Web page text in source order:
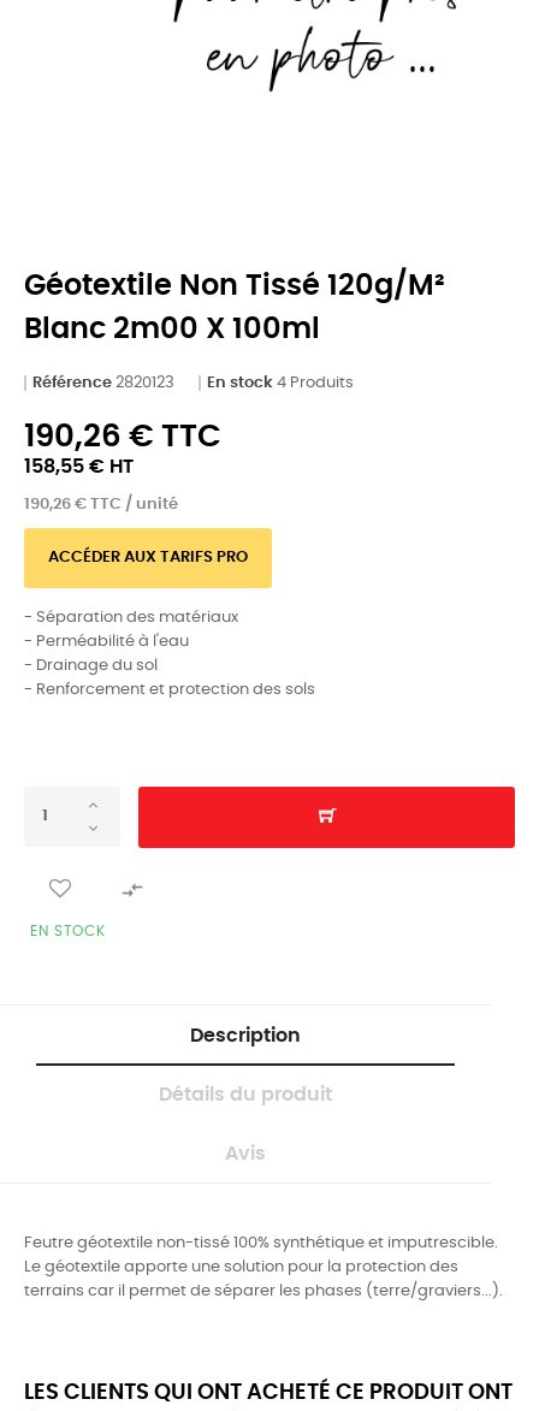
Géotextile Non Tissé 120g/m²
Blanc 2m00 X 100ml
Référence 2820123 En stock 4 Produits
190,26 € TTC
158,55 € HT
190,26 € TTC / unité
ACCÉDER AUX TARIFS PRO
- Séparation des matériaux
- Perméabilité à l'eau
- Drainage du sol
- Renforcement et protection des sols

EN STOCK
Description
Détails du produit
Avis
Feutre géotextile non-tissé 100% synthétique et imputrescible.
Le géotextile apporte une solution pour la protection des
terrains car il permet de séparer les phases (terre/graviers...).
LES CLIENTS QUI ONT ACHETÉ CE PRODUIT ONT